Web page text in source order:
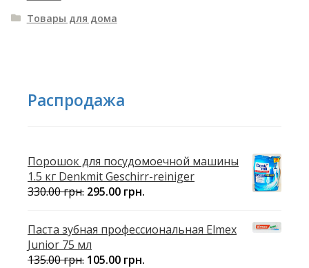
Товары для дома
Распродажа
Порошок для посудомоечной машины
1.5 кг Denkmit Geschirr-reiniger
330.00грн. 295.00 грн.
Паста зубная профессиональная Elmex
Junior 75 мл
135.00грн. 105.00 грн.